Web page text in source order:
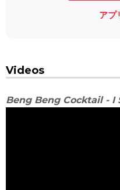
Videos
Beng Beng Cocktail - I